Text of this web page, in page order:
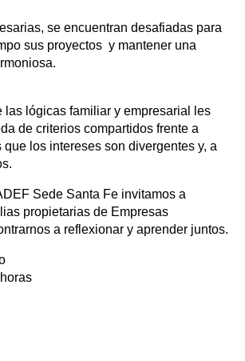
se encuentran desafiadas para
sus proyectos y mantener una
las lógicas familiar y empresarial les
de criterios compartidos frente a
los intereses son divergentes y, a
Sede Santa Fe invitamos a
propietarias de Empresas
a reflexionar y aprender juntos.